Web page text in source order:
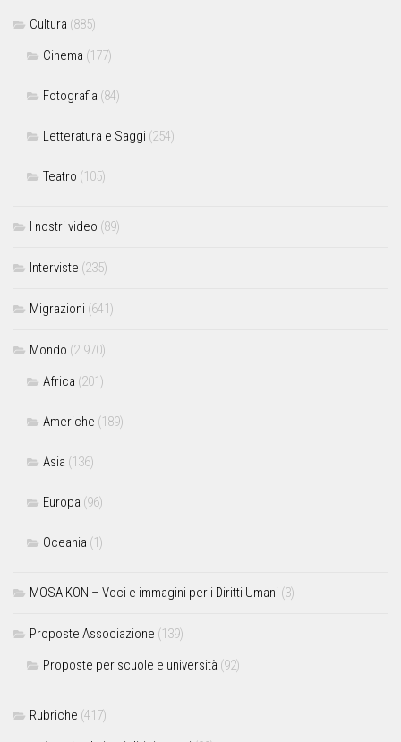
Cultura (885)
Cinema (177)
Fotografia (84)
Letteratura e Saggi (254)
Teatro (105)
I nostri video (89)
Interviste (235)
Migrazioni (641)
Mondo (2.970)
Africa (201)
Americhe (189)
Asia (136)
Europa (96)
Oceania (1)
MOSAIKON – Voci e immagini per i Diritti Umani (3)
Proposte Associazione (139)
Proposte per scuole e università (92)
Rubriche (417)